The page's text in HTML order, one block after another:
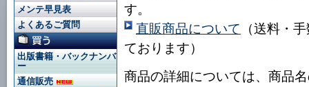
す。
直販商品について （送料・
ております）
商品の詳細については、商品
メンテ早見表
よくあるご質問
出版書籍・バックナンバ
ー
通信販売